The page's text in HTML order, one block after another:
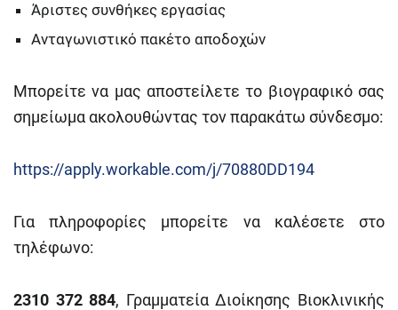
Άριστες συνθήκες εργασίας
Ανταγωνιστικό πακέτο αποδοχών
Μπορείτε να μας αποστείλετε το βιογραφικό σας
σημείωμα ακολουθώντας τον παρακάτω σύνδεσμο:
https://apply.workable.com/j/70880DD194
Για πληροφορίες μπορείτε να καλέσετε στο
τηλέφωνο:
2310 372 884, Γραμματεία Διοίκησης Βιοκλινικής